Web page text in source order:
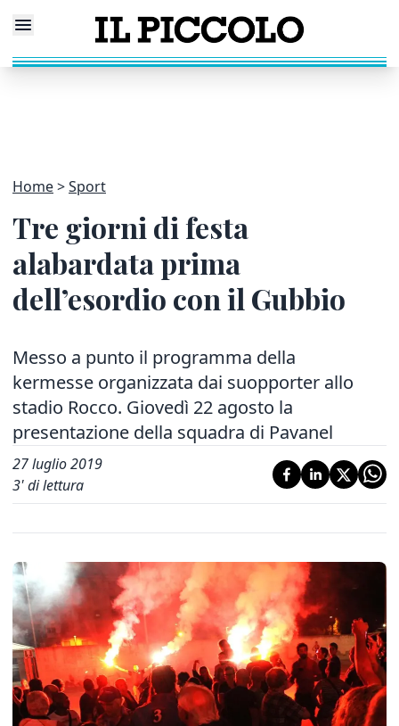
Home Sport
Tre giorni di festa
alabardata prima
dell’esordio con il Gubbio
Messo a punto il programma della
kermesse organizzata dai suopporter allo
stadio Rocco. Giovedì 22 agosto la
presentazione della squadra di Pavanel
27 luglio 2019
3' di lettura